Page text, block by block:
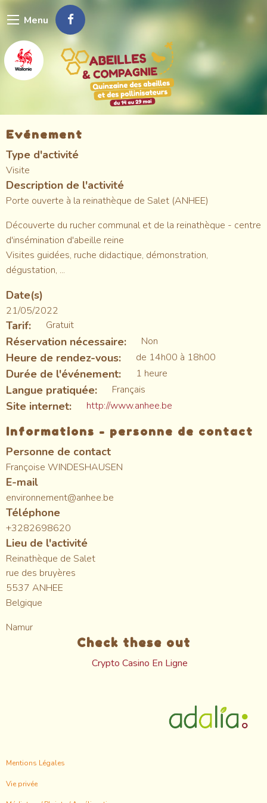
au
principal
Menu
Evénement
Type d'activité
Visite
Description de l'activité
Porte ouverte à la reinathèque de Salet (ANHEE)
Découverte du rucher communal et de la reinathèque - centre
d'insémination d'abeille reine
Visites guidées, ruche didactique, démonstration,
dégustation, ...
Date(s)
21/05/2022
Tarif Gratuit
Réservation nécessaire Non
Heure de rendez-vous de 14h00 à 18h00
Durée de l'événement 1 heure
Langue pratiquée Français
Site internet http://www.anhee.be
Informations - personne de contact
Personne de contact
Françoise WINDESHAUSEN
E-mail
environnement@anhee.be
Téléphone
+3282698620
Lieu de l'activité
Reinathèque de Salet
rue des bruyères
5537 ANHEE
Belgique
Namur
Check these out
Crypto Casino En Ligne
Footer
menu
Mentions Légales
Vie privée